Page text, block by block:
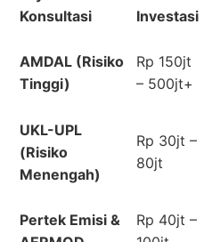
Konsultasi
Investasi
AMDAL (Risiko
Tinggi)
Rp 150jt
– 500jt+
UKL-UPL
(Risiko
Menengah)
Rp 30jt –
80jt
Pertek Emisi &
Rp 40jt –